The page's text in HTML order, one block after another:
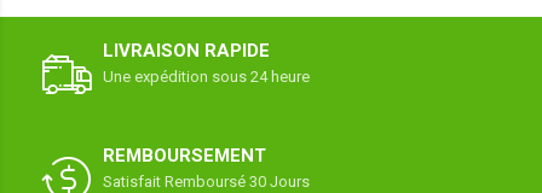
LIVRAISON RAPIDE
Une expédition sous 24 heure
REMBOURSEMENT
Satisfait Remboursé 30 Jours